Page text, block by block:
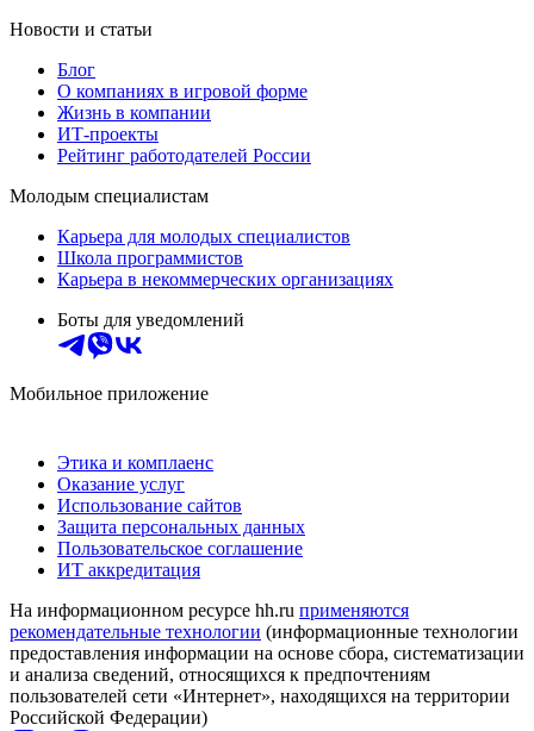
Новости и статьи
Блог
О компаниях в игровой форме
Жизнь в компании
ИТ-проекты
Рейтинг работодателей России
Молодым специалистам
Карьера для молодых специалистов
Школа программистов
Карьера в некоммерческих организациях
Боты для уведомлений
Мобильное приложение
Этика и комплаенс
Оказание услуг
Использование сайтов
Защита персональных данных
Пользовательское соглашение
ИТ аккредитация
На информационном ресурсе hh.ru применяются
рекомендательные технологии (информационные технологии
предоставления информации на основе сбора, систематизации
и анализа сведений, относящихся к предпочтениям
пользователей сети «Интернет», находящихся на территории
Российской Федерации)